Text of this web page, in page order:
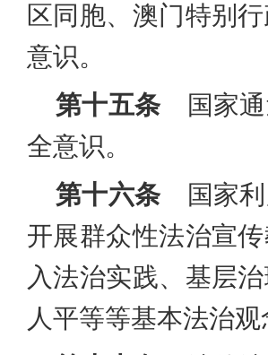
区同胞、澳门特别
意识。
第十五条 国家通
全意识。
第十六条 国家利
开展群众性法治宣
入法治实践、基层
人平等等基本法治观